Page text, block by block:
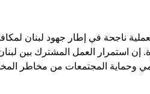
ناجحة في إطار جهود لبنان
إن استمرار العمل المشترك بين
وحماية المجتمعات من مخاطر